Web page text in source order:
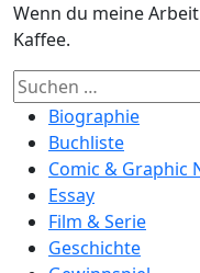
Wenn du meine
Kaffee.
Suchen
nach:Biographie
Buchliste
Comic & Graphic
Essay
Film & Serie
Geschichte